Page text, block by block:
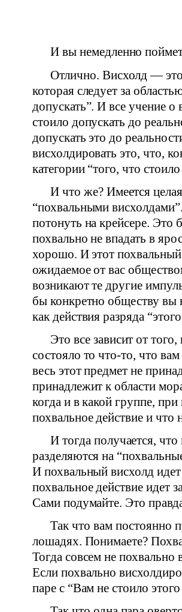
И вы немедленно
Отлично. Висхолд —
которая следует за
допускать”. И все учение о
стоило допускать до
допускать это до
висхолдировать это, что,
категории “того, что
И что же? Имеется
“похвальными
потонуть на крейсере. Это
похвально не впадать в
хорошо. И этот
ожидаемое от вас
возникают те другие
бы конкретно обществу вы
как действия разряда
Это все зависит от
состояло то что-то, что
весь этот предмет не
принадлежит к области
когда и в какой группе, при
похвальное действие и что
И тогда получается,
разделяются на
И похвальный висхолд
похвальное действие идет
Сами подумайте. Это
Так что вам постоянно
лошадях. Понимаете?
Тогда совсем не
Если похвально
паре с “Вам не стоило